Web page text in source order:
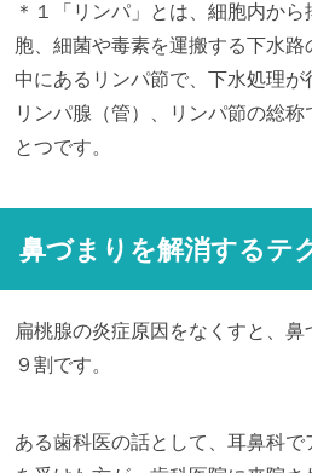
＊１「リンパ」とは、細胞内か
胞、細菌や毒素を運搬する下水
中にあるリンパ節で、下水処理が
リンパ腺（管）、リンパ節の総
とつです。
鼻づまりを解消するテ
扁桃腺の炎症原因をなくすと、
９割です。
ある歯科医の話として、耳鼻科